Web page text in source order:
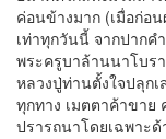
ค่อนข้างมาก (เมื่อก่อ
เท่าทุกวันนี้ จากปากค
พระครูบาล้านนาโบร
หลวงปู่ท่านตั้งใจปลุก
ทุกทาง เมตตาค้าขาย
ปรารถนาโดยเฉพาะ